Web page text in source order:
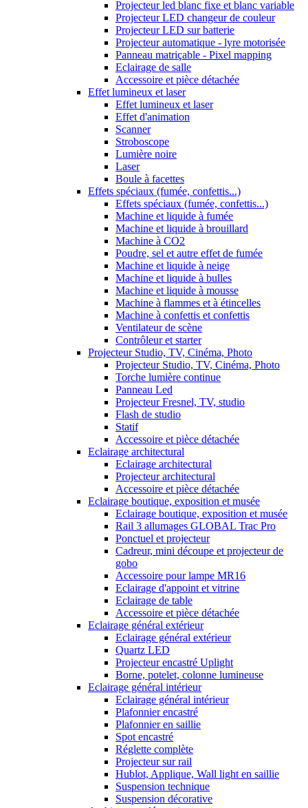
Projecteur led blanc fixe et blanc variable
Projecteur LED changeur de couleur
Projecteur LED sur batterie
Projecteur automatique - lyre motorisée
Panneau matriçable - Pixel mapping
Eclairage de salle
Accessoire et pièce détachée
Effet lumineux et laser
Effet lumineux et laser
Effet d'animation
Scanner
Stroboscope
Lumière noire
Laser
Boule à facettes
Effets spéciaux (fumée, confettis...)
Effets spéciaux (fumée, confettis...)
Machine et liquide à fumée
Machine et liquide à brouillard
Machine à CO2
Poudre, sel et autre effet de fumée
Machine et liquide à neige
Machine et liquide à bulles
Machine et liquide à mousse
Machine à flammes et à étincelles
Machine à confettis et confettis
Ventilateur de scène
Contrôleur et starter
Projecteur Studio, TV, Cinéma, Photo
Projecteur Studio, TV, Cinéma, Photo
Torche lumière continue
Panneau Led
Projecteur Fresnel, TV, studio
Flash de studio
Statif
Accessoire et pièce détachée
Eclairage architectural
Eclairage architectural
Projecteur architectural
Accessoire et pièce détachée
Eclairage boutique, exposition et musée
Eclairage boutique, exposition et musée
Rail 3 allumages GLOBAL Trac Pro
Ponctuel et projecteur
Cadreur, mini découpe et projecteur de
gobo
Accessoire pour lampe MR16
Eclairage d'appoint et vitrine
Eclairage de table
Accessoire et pièce détachée
Eclairage général extérieur
Eclairage général extérieur
Quartz LED
Projecteur encastré Uplight
Borne, potelet, colonne lumineuse
Eclairage général intérieur
Eclairage général intérieur
Plafonnier encastré
Plafonnier en saillie
Spot encastré
Réglette complète
Projecteur sur rail
Hublot, Applique, Wall light en saillie
Suspension technique
Suspension décorative